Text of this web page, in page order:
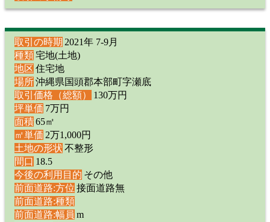
取引の時期 2021年 7-9月
種類 宅地(土地)
地区 住宅地
場所沖縄県国頭郡本部町字瀬底
取引価格（総額）
130万円
坪単価 7万円
面積65㎡
㎡単価 2万1,000円
土地の形状 不整形
間口 18.5
今後の利用目的 その他
前面道路:方位 接面道路無
前面道路:種類
前面道路:幅員 m